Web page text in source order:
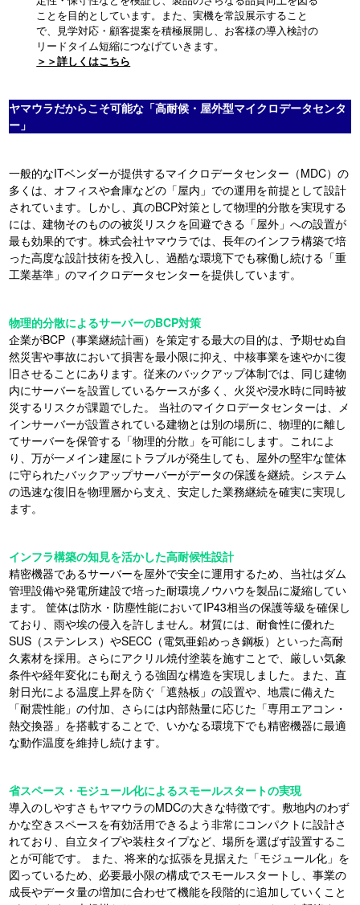
ことを目的としています。また、実機を常設展示すること
で、見学対応・顧客提案を積極展開し、お客様の導入検討の
リードタイム短縮につなげていきます。
＞＞詳しくはこちら
ヤマウラだからこそ可能な「高耐候・屋外型マイクロデータセンタ
ー」
一般的なITベンダーが提供するマイクロデータセンター（MDC）の
多くは、オフィスや倉庫などの「屋内」での運用を前提として設計
されています。しかし、真のBCP対策として物理的分散を実現する
には、建物そのものの被災リスクを回避できる「屋外」への設置が
最も効果的です。株式会社ヤマウラでは、長年のインフラ構築で培
った高度な設計技術を投入し、過酷な環境下でも稼働し続ける「重
工業基準」のマイクロデータセンターを提供しています。
物理的分散によるサーバーのBCP対策
企業がBCP（事業継続計画）を策定する最大の目的は、予期せぬ自
然災害や事故において損害を最小限に抑え、中核事業を速やかに復
旧させることにあります。従来のバックアップ体制では、同じ建物
内にサーバーを設置しているケースが多く、火災や浸水時に同時被
災するリスクが課題でした。 当社のマイクロデータセンターは、メ
インサーバーが設置されている建物とは別の場所に、物理的に離し
てサーバーを保管する「物理的分散」を可能にします。これによ
り、万が一メイン建屋にトラブルが発生しても、屋外の堅牢な筐体
に守られたバックアップサーバーがデータの保護を継続。システム
の迅速な復旧を物理層から支え、安定した業務継続を確実に実現し
ます。
インフラ構築の知見を活かした高耐候性設計
精密機器であるサーバーを屋外で安全に運用するため、当社はダム
管理設備や発電所建設で培った耐環境ノウハウを製品に凝縮してい
ます。 筐体は防水・防塵性能においてIP43相当の保護等級を確保し
ており、雨や埃の侵入を許しません。材質には、耐食性に優れた
SUS（ステンレス）やSECC（電気亜鉛めっき鋼板）といった高耐
久素材を採用。さらにアクリル焼付塗装を施すことで、厳しい気象
条件や経年変化にも耐えうる強固な構造を実現しました。また、直
射日光による温度上昇を防ぐ「遮熱板」の設置や、地震に備えた
「耐震性能」の付加、さらには内部熱量に応じた「専用エアコン・
熱交換器」を搭載することで、いかなる環境下でも精密機器に最適
な動作温度を維持し続けます。
省スペース・モジュール化によるスモールスタートの実現
導入のしやすさもヤマウラのMDCの大きな特徴です。敷地内のわず
かな空きスペースを有効活用できるよう非常にコンパクトに設計さ
れており、自立タイプや装柱タイプなど、場所を選ばず設置するこ
とが可能です。 また、将来的な拡張を見据えた「モジュール化」を
図っているため、必要最小限の構成でスモールスタートし、事業の
成長やデータ量の増加に合わせて機能を段階的に追加していくこと